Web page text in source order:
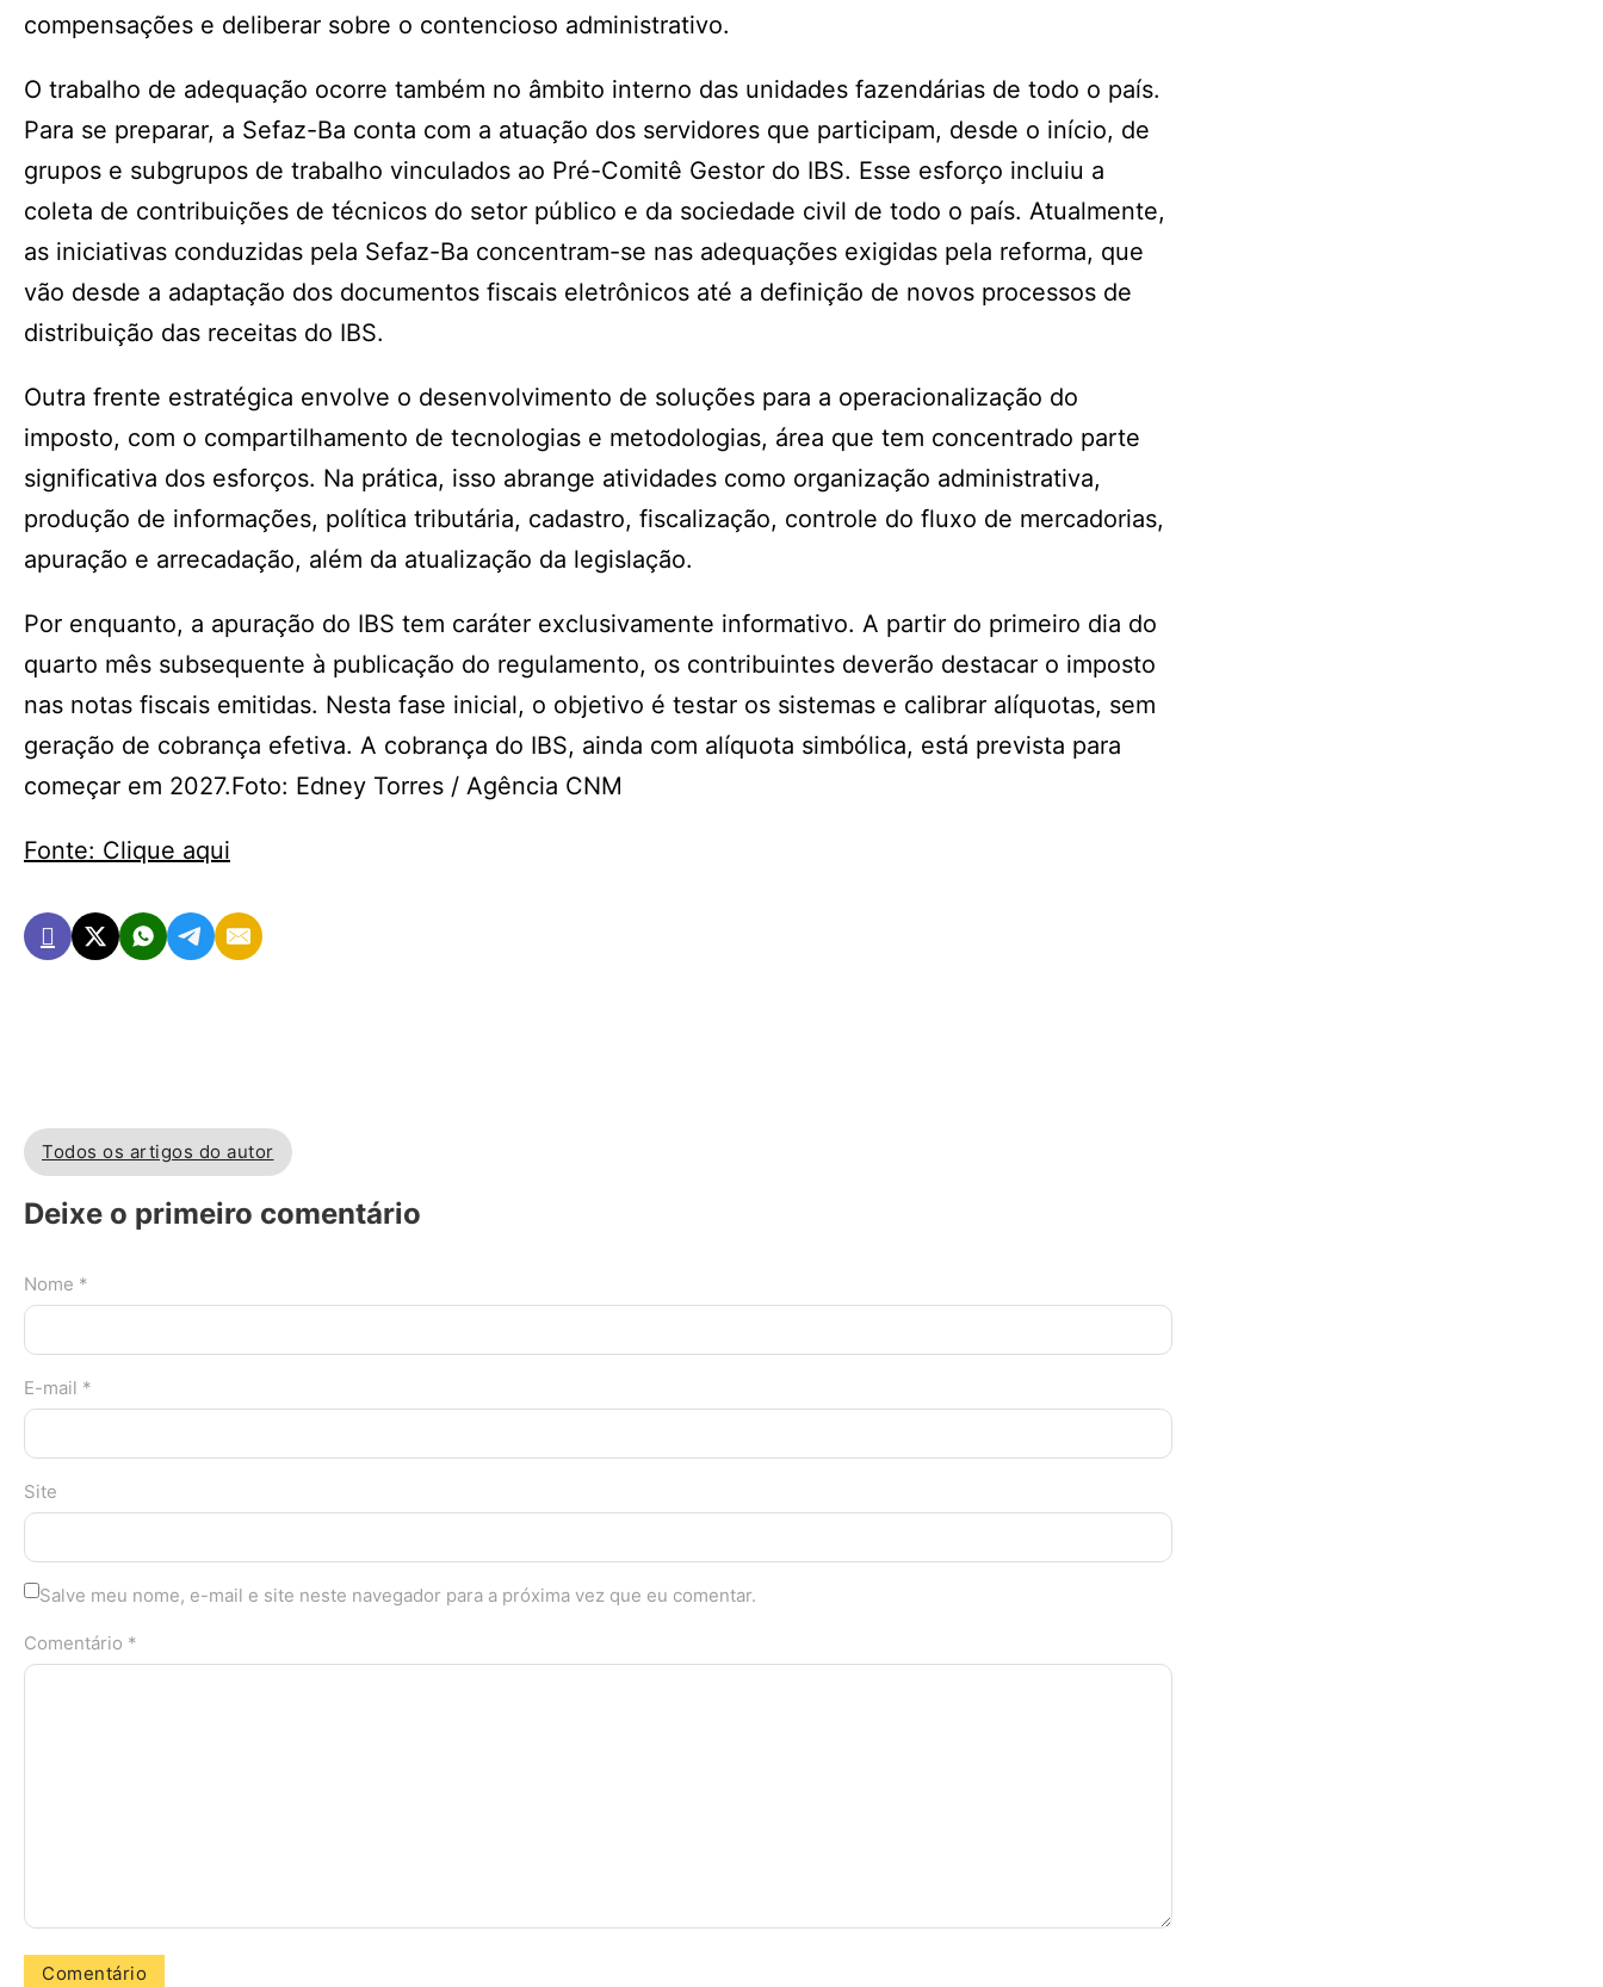
compensações e deliberar sobre o contencioso administrativo.
O trabalho de adequação ocorre também no âmbito interno das unidades fazendárias de todo o país.
Para se preparar, a Sefaz-Ba conta com a atuação dos servidores que participam, desde o início, de
grupos e subgrupos de trabalho vinculados ao Pré-Comitê Gestor do IBS. Esse esforço incluiu a
coleta de contribuições de técnicos do setor público e da sociedade civil de todo o país. Atualmente,
as iniciativas conduzidas pela Sefaz-Ba concentram-se nas adequações exigidas pela reforma, que
vão desde a adaptação dos documentos fiscais eletrônicos até a definição de novos processos de
distribuição das receitas do IBS.
Outra frente estratégica envolve o desenvolvimento de soluções para a operacionalização do
imposto, com o compartilhamento de tecnologias e metodologias, área que tem concentrado parte
significativa dos esforços. Na prática, isso abrange atividades como organização administrativa,
produção de informações, política tributária, cadastro, fiscalização, controle do fluxo de mercadorias,
apuração e arrecadação, além da atualização da legislação.
Por enquanto, a apuração do IBS tem caráter exclusivamente informativo. A partir do primeiro dia do
quarto mês subsequente à publicação do regulamento, os contribuintes deverão destacar o imposto
nas notas fiscais emitidas. Nesta fase inicial, o objetivo é testar os sistemas e calibrar alíquotas, sem
geração de cobrança efetiva. A cobrança do IBS, ainda com alíquota simbólica, está prevista para
começar em 2027.Foto: Edney Torres / Agência CNM
Fonte: Clique aqui
Todos os artigos do autor
Deixe o primeiro comentário
Nome *
E-mail *
Site
Salve meu nome, e-mail e site neste navegador para a próxima vez que eu comentar.
Comentário *